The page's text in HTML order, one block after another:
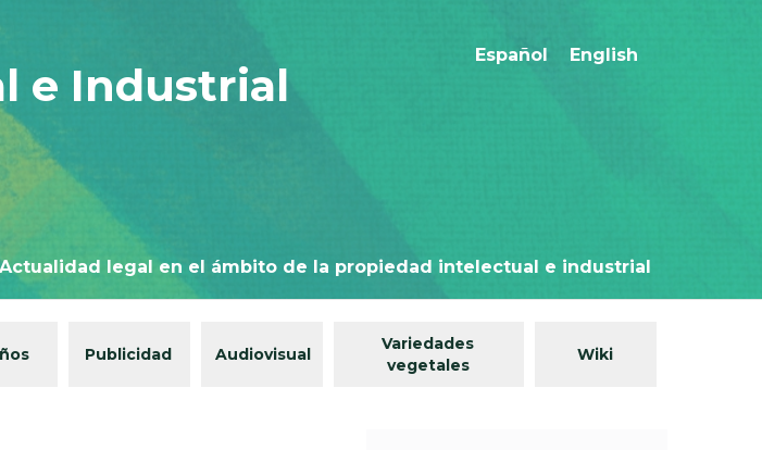
e Industrial
Español English
Actualidad legal en el ámbito de la propiedad intelectual e industrial
Publicidad Audiovisual
Variedades
vegetales
Wiki